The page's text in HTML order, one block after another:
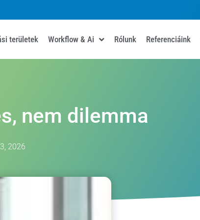
területek Workflow & Ai Rólunk Referenciáink
nem dilemma
2026